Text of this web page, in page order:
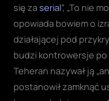
się zaserial”, „To nie
opowiada bowiem o
działającej pod
budzi kontrowersje
Teheran nazywał ją
postanowił zamknąć